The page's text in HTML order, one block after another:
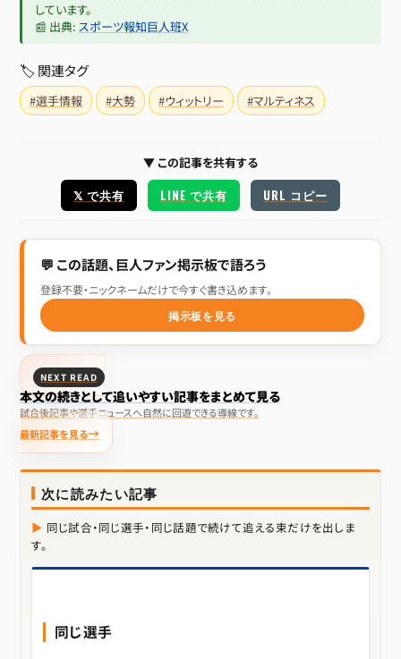
しています。
📰 出典: スポーツ報知巨人班X
🏷 関連タグ
#選手情報 #大勢 #ウィットリー #マルティネス
▼ この記事を共有する
𝕏 で共有 LINE で共有 URL コピー
💬 この話題、巨人ファン掲示板で語ろう
登録不要・ニックネームだけで今すぐ書き込めます。
掲示板を見る
NEXT READ
本文の続きとして追いやすい記事をまとめて見る
試合後記事や選手ニュースへ自然に回遊できる導線です。
最新記事を見る
次に読みたい記事
同じ試合・同じ選手・同じ話題で続けて追える束だけを出しま
す。
同じ選手